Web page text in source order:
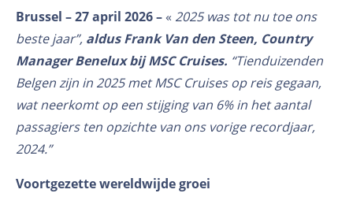
Brussel – 27 april 2026 – « 2025 was tot nu toe ons
beste jaar”, aldus Frank Van den Steen, Country
Manager Benelux bij MSC Cruises. “Tienduizenden
Belgen zijn in 2025 met MSC Cruises op reis gegaan,
wat neerkomt op een stijging van 6% in het aantal
passagiers ten opzichte van ons vorige recordjaar,
2024.”
Voortgezette wereldwijde groei